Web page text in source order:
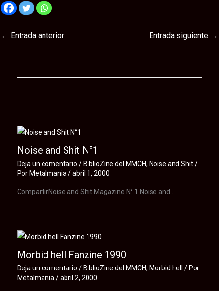
← Entrada anterior Entrada siguiente →
Noise and Shit N°1
Deja un comentario / BiblioZine del MMCH, Noise and Shit/
Por Metalmania /abril 1, 2000
CompartirNoise and Shit Magazine N° 1 Noise and…
Morbid hell Fanzine 1990
Deja un comentario / BiblioZine del MMCH, Morbid hell
/ Por
Metalmania /abril 2, 2000